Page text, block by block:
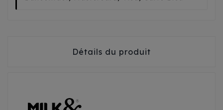
Détails du produit